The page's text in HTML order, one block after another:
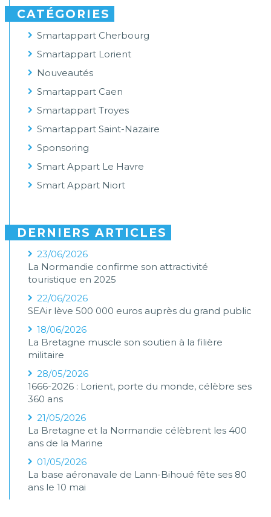
CATÉGORIES
Smartappart Cherbourg
Smartappart Lorient
Nouveautés
Smartappart Caen
Smartappart Troyes
Smartappart Saint-Nazaire
Sponsoring
Smart Appart Le Havre
Smart Appart Niort
DERNIERS ARTICLES
23/06/2026
La Normandie confirme son attractivité
touristique en 2025
22/06/2026
SEAir lève 500 000 euros auprès du grand public
18/06/2026
La Bretagne muscle son soutien à la filière
militaire
28/05/2026
1666-2026 : Lorient, porte du monde, célèbre ses
360 ans
21/05/2026
La Bretagne et la Normandie célèbrent les 400
ans de la Marine
01/05/2026
La base aéronavale de Lann-Bihoué fête ses 80
ans le 10 mai